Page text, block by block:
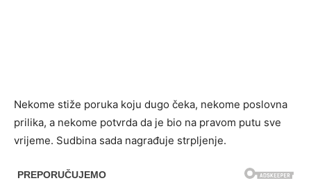
Nekome stiže poruka koju dugo čeka, nekome poslovna
prilika, a nekome potvrda da je bio na pravom putu sve
vrijeme. Sudbina sada nagrađuje strpljenje.